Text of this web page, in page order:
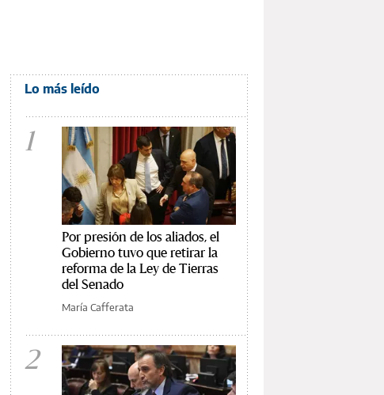
Lo más leído
1
Por presión de los aliados, el
Gobierno tuvo que retirar la
reforma de la Ley de Tierras
del Senado
María Cafferata
2